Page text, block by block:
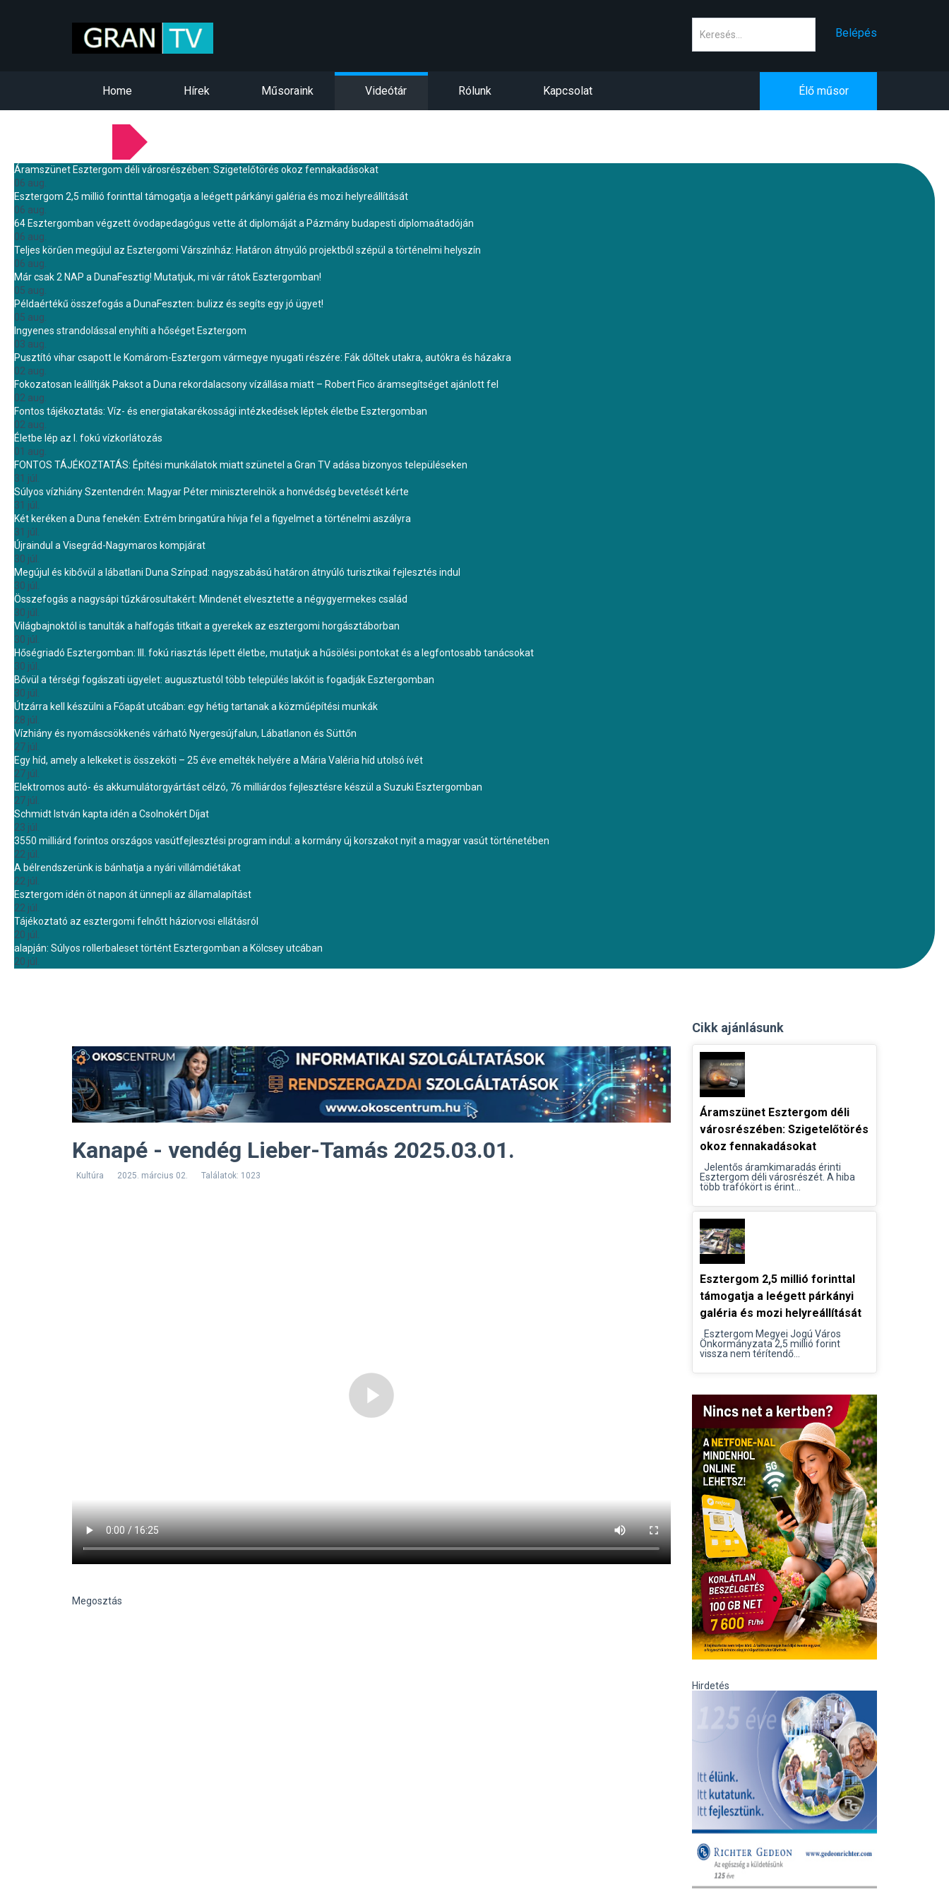
Belépés
Home Hírek Műsoraink Videótár Rólunk Kapcsolat Élő műsor
Áramszünet Esztergom déli városrészében: Szigetelőtörés okoz fennakadásokat
06 aug.
Esztergom 2,5 millió forinttal támogatja a leégett párkányi galéria és mozi helyreállítását
06 aug.
64 Esztergomban végzett óvodapedagógus vette át diplomáját a Pázmány budapesti diplomaátadóján
06 aug.
Teljes körűen megújul az Esztergomi Várszínház: Határon átnyúló projektből szépül a történelmi helyszín
06 aug.
Már csak 2 NAP a DunaFesztig! Mutatjuk, mi vár rátok Esztergomban!
05 aug.
Példaértékű összefogás a DunaFeszten: bulizz és segíts egy jó ügyet!
05 aug.
Ingyenes strandolással enyhíti a hőséget Esztergom
03 aug.
Pusztító vihar csapott le Komárom-Esztergom vármegye nyugati részére: Fák dőltek utakra, autókra és házakra
02 aug.
Fokozatosan leállítják Paksot a Duna rekordalacsony vízállása miatt – Robert Fico áramsegítséget ajánlott fel
02 aug.
Fontos tájékoztatás: Víz- és energiatakarékossági intézkedések léptek életbe Esztergomban
02 aug.
Életbe lép az I. fokú vízkorlátozás
01 aug.
FONTOS TÁJÉKOZTATÁS: Építési munkálatok miatt szünetel a Gran TV adása bizonyos településeken
31 júl.
Súlyos vízhiány Szentendrén: Magyar Péter miniszterelnök a honvédség bevetését kérte
31 júl.
Két keréken a Duna fenekén: Extrém bringatúra hívja fel a figyelmet a történelmi aszályra
31 júl.
Újraindul a Visegrád-Nagymaros kompjárat
30 júl.
Megújul és kibővül a lábatlani Duna Színpad: nagyszabású határon átnyúló turisztikai fejlesztés indul
30 júl.
Összefogás a nagysápi tűzkárosultakért: Mindenét elvesztette a négygyermekes család
30 júl.
Világbajnoktól is tanulták a halfogás titkait a gyerekek az esztergomi horgásztáborban
30 júl.
Hőségriadó Esztergomban: III. fokú riasztás lépett életbe, mutatjuk a hűsölési pontokat és a legfontosabb tanácsokat
30 júl.
Bővül a térségi fogászati ügyelet: augusztustól több település lakóit is fogadják Esztergomban
30 júl.
Útzárra kell készülni a Főapát utcában: egy hétig tartanak a közműépítési munkák
28 júl.
Vízhiány és nyomáscsökkenés várható Nyergesújfalun, Lábatlanon és Süttőn
27 júl.
Egy híd, amely a lelkeket is összeköti – 25 éve emelték helyére a Mária Valéria híd utolsó ívét
27 júl.
Elektromos autó- és akkumulátorgyártást célzó, 76 milliárdos fejlesztésre készül a Suzuki Esztergomban
27 júl.
Schmidt István kapta idén a Csolnokért Díjat
23 júl.
3550 milliárd forintos országos vasútfejlesztési program indul: a kormány új korszakot nyit a magyar vasút történetében
22 júl.
A bélrendszerünk is bánhatja a nyári villámdiétákat
22 júl.
Esztergom idén öt napon át ünnepli az államalapítást
22 júl.
Tájékoztató az esztergomi felnőtt háziorvosi ellátásról
20 júl.
alapján: Súlyos rollerbaleset történt Esztergomban a Kölcsey utcában
20 júl.
Kanapé - vendég Lieber-Tamás 2025.03.01.
Kultúra 2025. március 02. Találatok: 1023
Megosztás
Cikk ajánlásunk
Áramszünet Esztergom déli
városrészében: Szigetelőtörés
okoz fennakadásokat
Jelentős áramkimaradás érinti
Esztergom déli városrészét. A hiba
több trafókört is érint...
Esztergom 2,5 millió forinttal
támogatja a leégett párkányi
galéria és mozi helyreállítását
Esztergom Megyei Jogú Város
Önkormányzata 2,5 millió forint
vissza nem térítendő...
Hirdetés